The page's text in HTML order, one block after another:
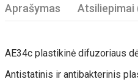
Aprašymas Atsiliepimai
AE34c plastikinė difuzoriaus
Antistatinis ir antibakterinis